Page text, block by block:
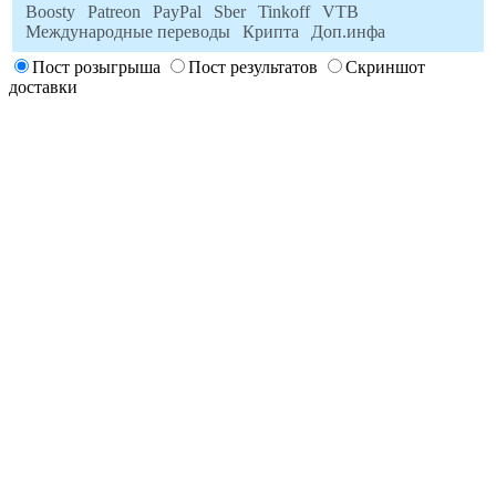
Boosty
Patreon PayPal Sber Tinkoff
VTB
Международные переводы
Крипта
Доп.инфа
Пост розыгрыша
Пост результатов
Скриншот
доставки